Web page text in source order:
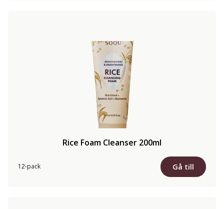
Rice Foam Cleanser 200ml
12-pack Gå till